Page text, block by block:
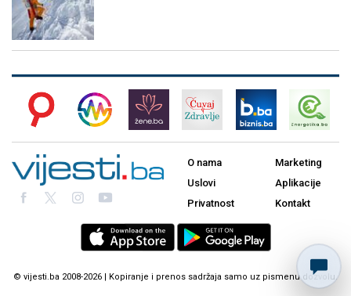
O nama
Uslovi
Privatnost
Marketing
Aplikacije
Kontakt
© vijesti.ba 2008-2026 | Kopiranje i prenos sadržaja samo uz pismenu dozvolu.